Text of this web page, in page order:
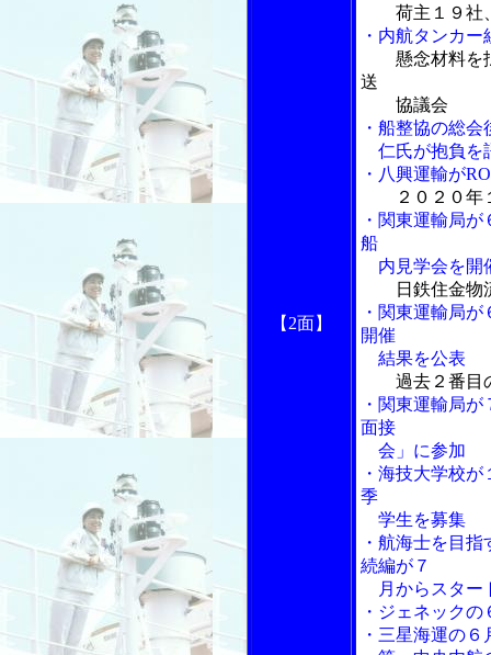
【2面】
荷主１９社
・内航タンカ
懸念材料を
送
協議会
・船整協の総
仁氏が抱負を
・八興運輸が
２０２０
・関東運輸局
船
内見学会を開
日鉄住金物
・関東運輸局
開催
結果を公表
過去２番目
・関東運輸局
面接
会」に参加
・海技大学校
季
学生を募集
・航海士を目
続編が７
月からスター
・ジェネック
・三星海運の